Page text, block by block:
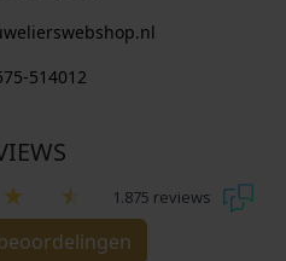
514012
1.875 reviews